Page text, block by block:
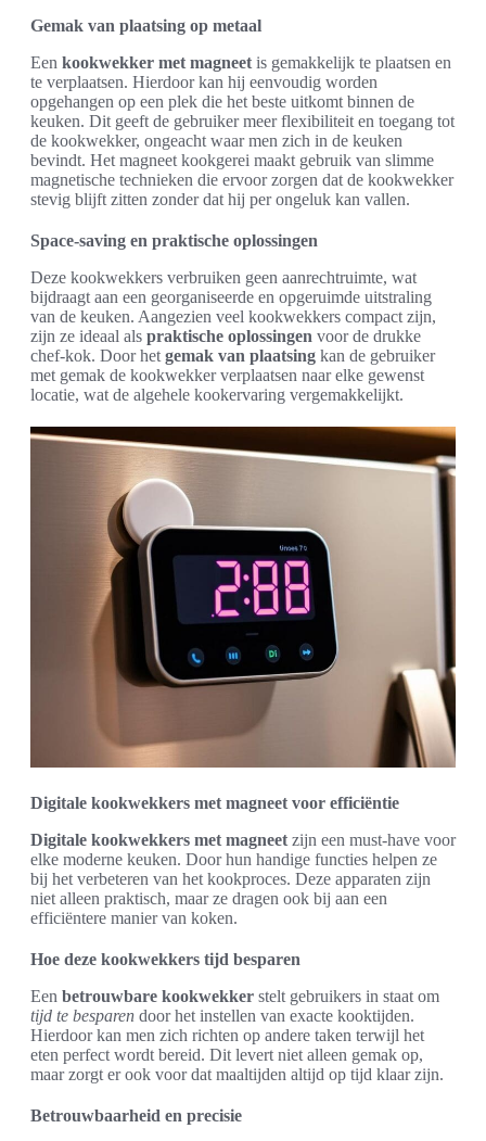
Gemak van plaatsing op metaal
Een kookwekker met magneet is gemakkelijk te plaatsen en
te verplaatsen. Hierdoor kan hij eenvoudig worden
opgehangen op een plek die het beste uitkomt binnen de
keuken. Dit geeft de gebruiker meer flexibiliteit en toegang tot
de kookwekker, ongeacht waar men zich in de keuken
bevindt. Het magneet kookgerei maakt gebruik van slimme
magnetische technieken die ervoor zorgen dat de kookwekker
stevig blijft zitten zonder dat hij per ongeluk kan vallen.
Space-saving en praktische oplossingen
Deze kookwekkers verbruiken geen aanrechtruimte, wat
bijdraagt aan een georganiseerde en opgeruimde uitstraling
van de keuken. Aangezien veel kookwekkers compact zijn,
zijn ze ideaal als praktische oplossingen voor de drukke
chef-kok. Door het gemak van plaatsing kan de gebruiker
met gemak de kookwekker verplaatsen naar elke gewenst
locatie, wat de algehele kookervaring vergemakkelijkt.
Digitale kookwekkers met magneet voor efficiëntie
Digitale kookwekkers met magneet zijn een must-have voor
elke moderne keuken. Door hun handige functies helpen ze
bij het verbeteren van het kookproces. Deze apparaten zijn
niet alleen praktisch, maar ze dragen ook bij aan een
efficiëntere manier van koken.
Hoe deze kookwekkers tijd besparen
Een betrouwbare kookwekker stelt gebruikers in staat om
tijd te besparen door het instellen van exacte kooktijden.
Hierdoor kan men zich richten op andere taken terwijl het
eten perfect wordt bereid. Dit levert niet alleen gemak op,
maar zorgt er ook voor dat maaltijden altijd op tijd klaar zijn.
Betrouwbaarheid en precisie